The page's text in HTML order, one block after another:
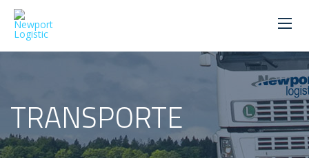
TRANSPORTE